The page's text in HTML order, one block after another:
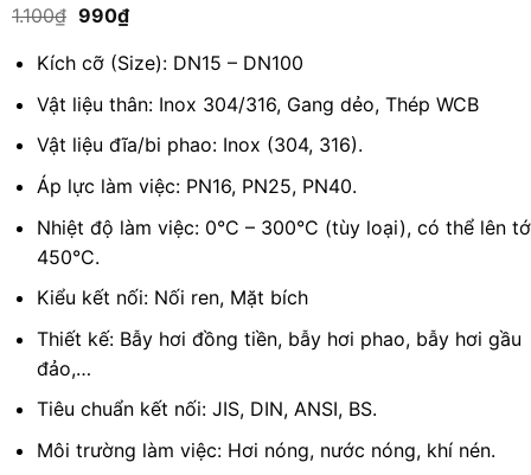
dựa trên
1.100₫ Giá
là:
1.100₫.
990₫Giá
hiện
tại
là:
Kích cỡ (Size): DN15 – DN100
Vật liệu thân: Inox 304/316, Gang dẻo, Thép WCB
Vật liệu đĩa/bi phao: Inox (304, 316).
Áp lực làm việc: PN16, PN25, PN40.
Nhiệt độ làm việc: 0°C – 300°C (tùy loại), có thể lên
450°C.
Kiểu kết nối: Nối ren, Mặt bích
Thiết kế: Bẫy hơi đồng tiền, bẫy hơi phao, bẫy hơi gầu
đảo,…
Tiêu chuẩn kết nối: JIS, DIN, ANSI, BS.
Môi trường làm việc: Hơi nóng, nước nóng, khí nén.